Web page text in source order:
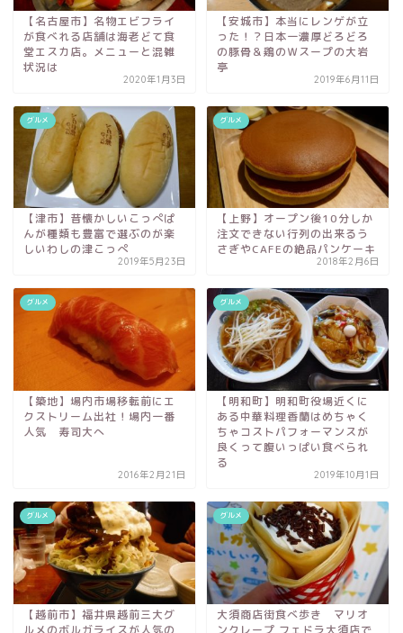
【名古屋市】名物エビフライ
が食べれる店舗は海老どて食
堂エスカ店。メニューと混雑
状況は
2020年1月3日
【安城市】本当にレンゲが立
った！？日本一濃厚どろどろ
の豚骨＆鶏のＷスープの大岩
亭
2019年6月11日
グルメ
【津市】昔懐かしいこっぺぱ
んが種類も豊富で選ぶのが楽
しいわしの津こっぺ
2019年5月23日
グルメ
【上野】オープン後10分しか
注文できない行列の出来るう
さぎやCAFEの絶品パンケーキ
2018年2月6日
グルメ
【築地】場内市場移転前にエ
クストリーム出社！場内一番
人気 寿司大へ
2016年2月21日
グルメ
【明和町】明和町役場近くに
ある中華料理香蘭はめちゃく
ちゃコストパフォーマンスが
良くって腹いっぱい食べられ
る
2019年10月1日
グルメ
【越前市】福井県越前三大グ
ルメのボルガライスが人気の
グルメ
大須商店街食べ歩き マリオ
ンクレープ フェドラ大須店で